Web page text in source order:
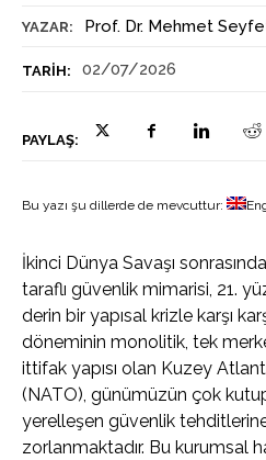
YAZAR: Prof. Dr. Mehmet
TARIH: 02/07/2026
PAYLAŞ:
Bu yazı şu dillerde de mevcuttur:
İkinci Dünya Savaşı
taraflı güvenlik mimarisi, 21.
derin bir yapısal krizle karşı
döneminin monolitik, tek
ittifak yapısı olan Kuzey
(NATO), günümüzün çok
yerelleşen güvenlik
zorlanmaktadır. Bu kurumsal